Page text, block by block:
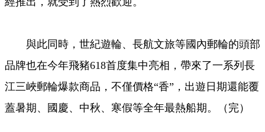
與此同時，世紀遊輪、長航文旅等國內郵輪的頭部
品牌也在今年飛豬618首度集中亮相，帶來了一系列長
江三峽郵輪爆款商品，不僅價格“香”，出遊日期還能覆
蓋暑期、國慶、中秋、寒假等全年最熱船期。（完）